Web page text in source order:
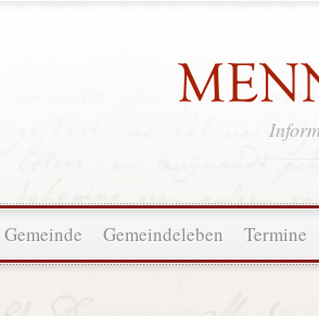
Gemeinde Gemeindeleben Termine